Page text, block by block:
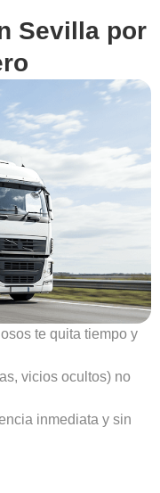
Sevillapor
te quita tiempo y
vicios ocultos) no
inmediata y sin